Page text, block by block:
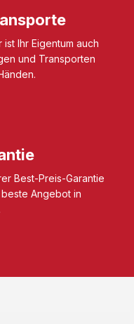
Ihr Eigentum auch
und Transporten
Best-Preis-Garantie
Angebot in